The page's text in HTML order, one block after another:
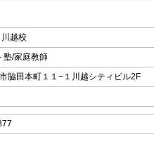
越校
塾/家庭教師
脇田本町１１−１川越シティビル2F